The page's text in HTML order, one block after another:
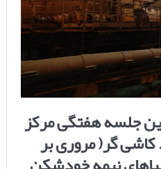
جلسه هفتگی مرکز
گر( مروری بر